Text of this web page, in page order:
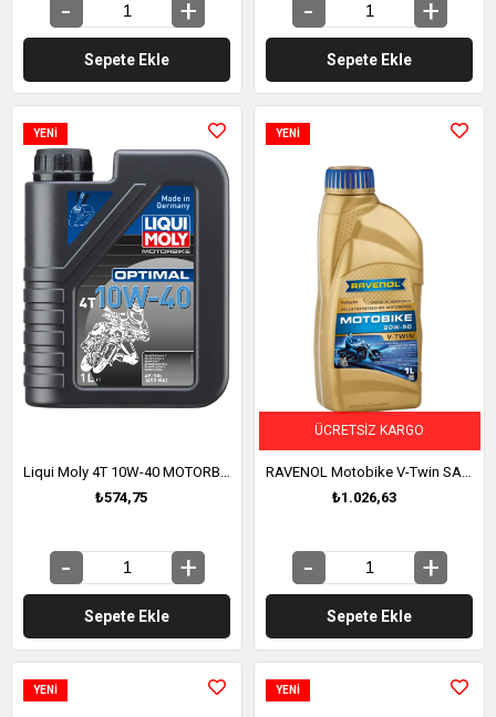
Sepete Ekle Sepete Ekle
₺574,75
Sepete Ekle
YENI
ÜRÜN
₺1.026,63
Sepete Ekle
ÜCRETSIZ KARGO
YENI
YENI
YENI